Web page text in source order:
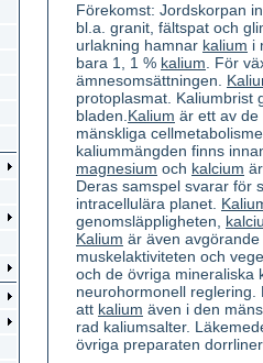
Förekomst: Jordskorpan
bl.a. granit, fältspat och
urlakning hamnar kalium i
bara 1, 1 % kalium . För
ämnesomsättningen.
protoplasmat. Kaliumbrist
bladen. Kalium är ett av de
mänskliga
kaliummängden finns
magnesium och kalcium
Deras samspel svarar för
intracellulära planet.
genomsläppligheten,
Kalium är även
muskelaktiviteten och
och de övriga mineraliska
neurohormonell reglering.
att kalium även i den
rad kaliumsalter.
övriga preparaten